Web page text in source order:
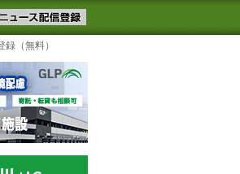
物流ニュースメール配信を登録す
るテーマ
（無料）